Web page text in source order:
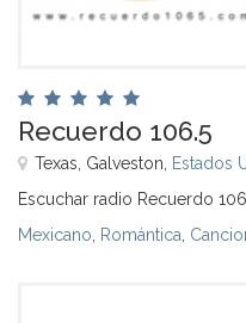
Recuerdo 106.5
Texas, Galveston, Estados
Escuchar radio Recuerdo
Mexicano Romántica